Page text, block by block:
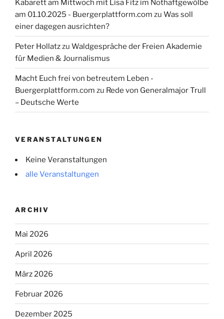
Kabarett am Mittwoch mit Lisa Fitz im Nothaftgewölbe
am 01.10.2025 - Buergerplattform.com zu Was soll
einer dagegen ausrichten?
Peter Hollatzzu Waldgespräche der Freien Akademie
für Medien & Journalismus
Macht Euch frei von betreutem Leben -
Buergerplattform.com zu Rede von Generalmajor Trull
– Deutsche Werte
VERANSTALTUNGEN
Keine Veranstaltungen
alle Veranstaltungen
ARCHIV
Mai 2026
April 2026
März 2026
Februar 2026
Dezember 2025